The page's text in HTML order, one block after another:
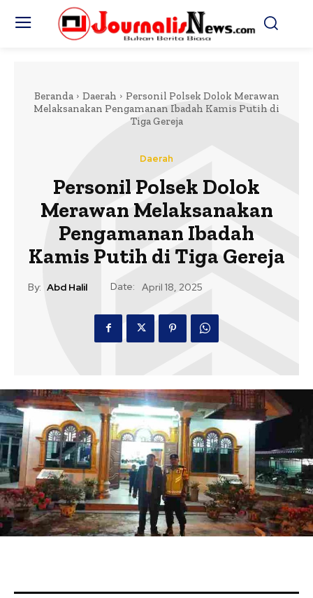
Beranda Daerah
Personil Polsek Dolok Merawan
Melaksanakan Pengamanan Ibadah Kamis Putih di
Tiga Gereja
Daerah
Personil Polsek Dolok
Merawan Melaksanakan
Pengamanan Ibadah
Kamis Putih di Tiga Gereja
By: Abd Halil Date: April 18, 2025